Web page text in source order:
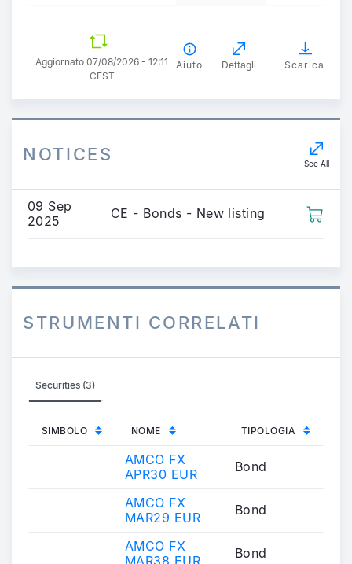
Aggiornato 07/08/2026 - 12:11
CEST
Aiuto Dettagli Scarica
NOTICES See All
09 Sep
2025
CE - Bonds - New listing
STRUMENTI CORRELATI
Securities (3)
SIMBOLO NOME TIPOLOGIA
AMCO FX
APR30 EUR
Bond
AMCO FX
MAR29 EUR
Bond
AMCO FX
Bond